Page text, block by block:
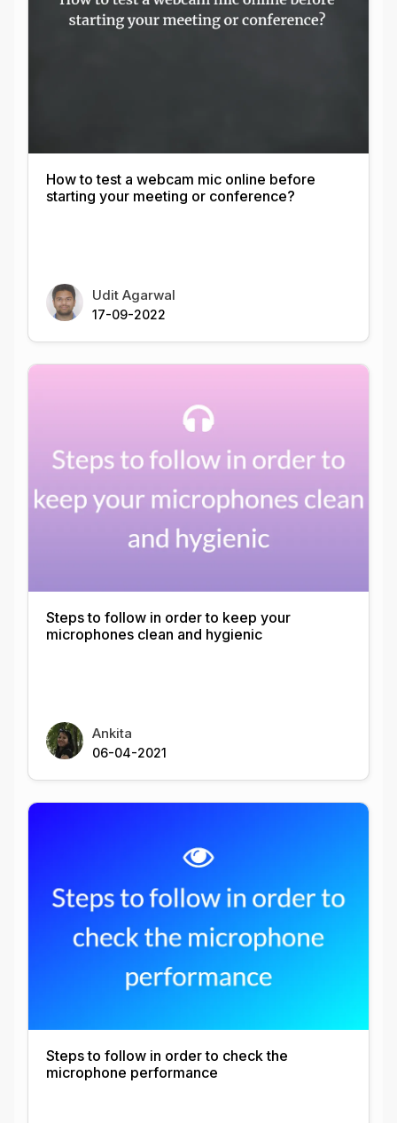
How to test a webcam mic online before
starting your meeting or conference?
Udit Agarwal
17-09-2022
Steps to follow in order to keep your
microphones clean and hygienic
Ankita
06-04-2021
Steps to follow in order to check the
microphone performance